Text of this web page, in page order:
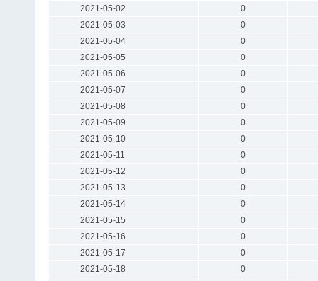
2021-05-02
0
2021-05-03
0
2021-05-04
0
2021-05-05
0
2021-05-06
0
2021-05-07
0
2021-05-08
0
2021-05-09
0
2021-05-10
0
2021-05-11
0
2021-05-12
0
2021-05-13
0
2021-05-14
0
2021-05-15
0
2021-05-16
0
2021-05-17
0
2021-05-18
0